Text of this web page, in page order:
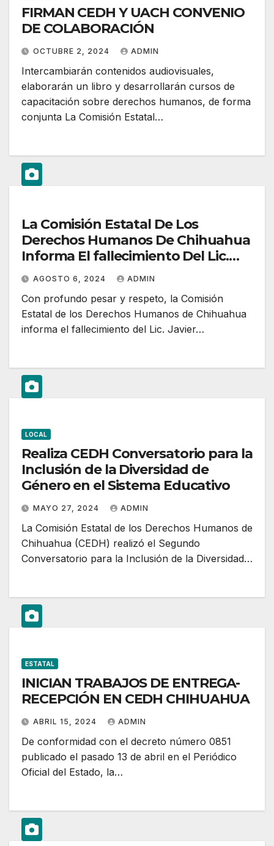
FIRMAN CEDH Y UACH CONVENIO
DE COLABORACIÓN
OCTUBRE 2, 2024 ADMIN
Intercambiarán contenidos audiovisuales,
elaborarán un libro y desarrollarán cursos de
capacitación sobre derechos humanos, de forma
conjunta La Comisión Estatal…
La Comisión Estatal De Los
Derechos Humanos De Chihuahua
Informa El fallecimiento Del Lic.
Javier González Mocken,
AGOSTO 6, 2024 ADMIN
Con profundo pesar y respeto, la Comisión
Estatal de los Derechos Humanos de Chihuahua
informa el fallecimiento del Lic. Javier…
LOCAL
Realiza CEDH Conversatorio para la
Inclusión de la Diversidad de
Género en el Sistema Educativo
MAYO 27, 2024 ADMIN
La Comisión Estatal de los Derechos Humanos de
Chihuahua (CEDH) realizó el Segundo
Conversatorio para la Inclusión de la Diversidad…
ESTATAL
INICIAN TRABAJOS DE ENTREGA-
RECEPCIÓN EN CEDH CHIHUAHUA
ABRIL 15, 2024 ADMIN
De conformidad con el decreto número 0851
publicado el pasado 13 de abril en el Periódico
Oficial del Estado, la…